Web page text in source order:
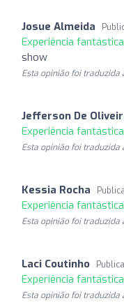
Josue Almeida
Experiência
show
Esta opinião foi traduzida
Jefferson De
Experiência
Esta opinião foi traduzida
Kessia Rocha
Experiência
Esta opinião foi traduzida
Laci Coutinho
Experiência
Esta opinião foi traduzida